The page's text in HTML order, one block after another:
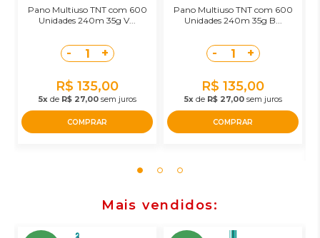
Pano Multiuso TNT com 600
Unidades 240m 35g V...
- 1 +
R$ 135,00
5xde R$ 27,00sem juros
COMPRAR
Pano Multiuso TNT com 600
Unidades 240m 35g B...
- 1 +
R$ 135,00
5xde R$ 27,00sem juros
COMPRAR
Mais vendidos